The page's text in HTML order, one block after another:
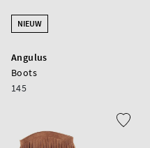
NIEUW
Angulus
Boots
145